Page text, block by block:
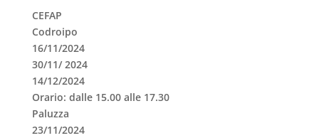
CEFAP
Codroipo
16/11/2024
30/11/ 2024
14/12/2024
Orario: dalle 15.00 alle 17.30
Paluzza
23/11/2024